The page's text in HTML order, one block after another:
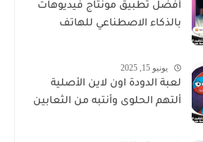
أفضل تطبيق مونتاج فيديوهات
بالذكاء الاصطناعي للهاتف
يونيو 15, 2025
لعبة الدودة اون لاين الأصلية
ألتهم الحلوى وأنتبه من الثعابين